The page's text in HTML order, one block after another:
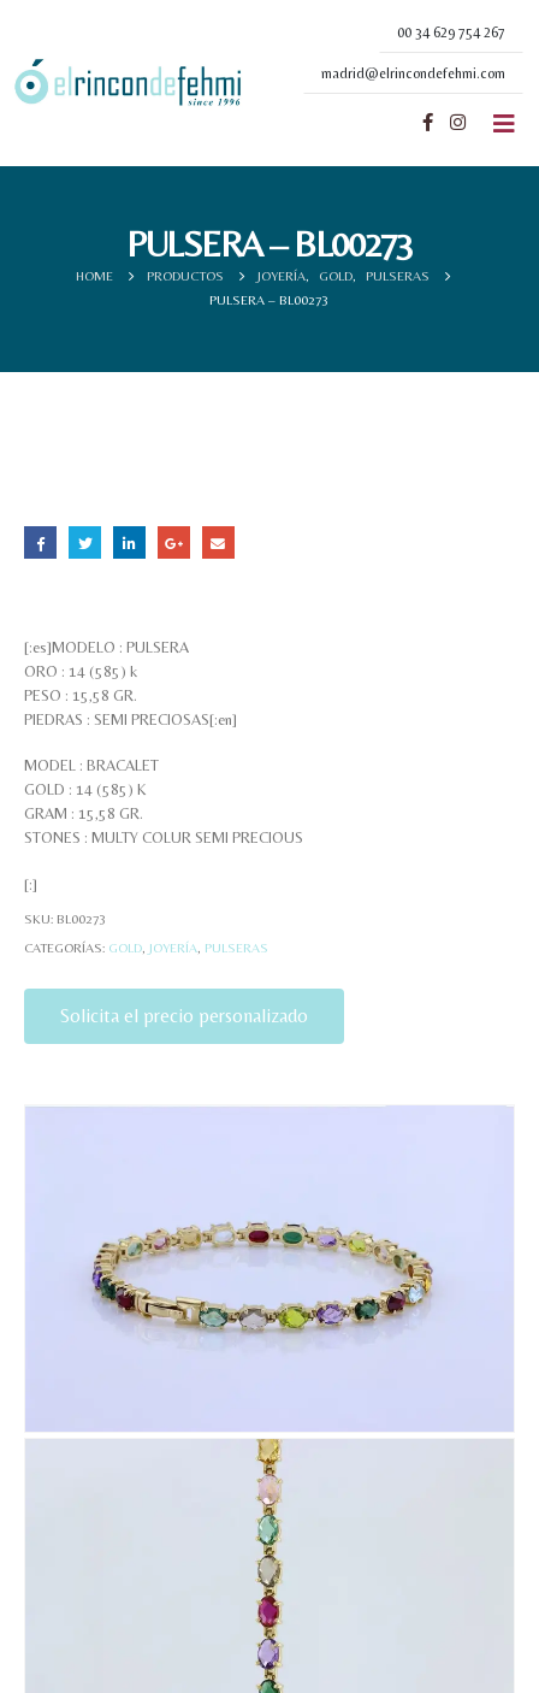
00 34 629 754 267
madrid@elrincondefehmi.com
PULSERA – BL00273
HOME PRODUCTOS JOYERÍA GOLD
PULSERAS
PULSERA – BL00273
[:es]MODELO : PULSERA
ORO : 14 (585) k
PESO : 15,58 GR.
PIEDRAS : SEMI PRECIOSAS[:en]
MODEL : BRACALET
GOLD : 14 (585) K
GRAM : 15,58 GR.
STONES : MULTY COLUR SEMI PRECIOUS
[:]
SKU: BL00273
CATEGORÍAS: GOLD JOYERÍA PULSERAS
Solicita el precio personalizado